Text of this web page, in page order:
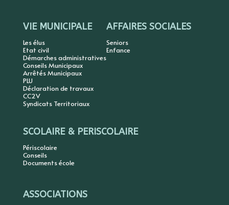
VIE MUNICIPALE
Les élus
Etat civil
Démarches administratives
Conseils Municipaux
Arrêtés Municipaux
PLU
Déclaration de travaux
CC2V
Syndicats Territoriaux
AFFAIRES SOCIALES
Seniors
Enfance
SCOLAIRE & PERISCOLAIRE
Périscolaire
Conseils
Documents école
ASSOCIATIONS